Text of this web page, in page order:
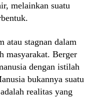
melainkan suatu
atau stagnan dalam
masyarakat. Berger
dengan istilah
bukannya suatu
realitas yang